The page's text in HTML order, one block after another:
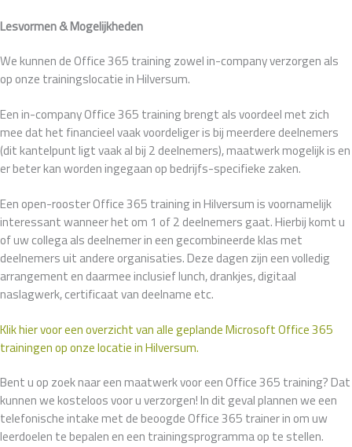
Lesvormen & Mogelijkheden
We kunnen de Office 365 training zowel in-company verzorgen als
op onze trainingslocatie in Hilversum.
Een in-company Office 365 training brengt als voordeel met zich
mee dat het financieel vaak voordeliger is bij meerdere deelnemers
(dit kantelpunt ligt vaak al bij 2 deelnemers), maatwerk mogelijk is en
er beter kan worden ingegaan op bedrijfs-specifieke zaken.
Een open-rooster Office 365 training in Hilversum is voornamelijk
interessant wanneer het om 1 of 2 deelnemers gaat. Hierbij komt u
of uw collega als deelnemer in een gecombineerde klas met
deelnemers uit andere organisaties. Deze dagen zijn een volledig
arrangement en daarmee inclusief lunch, drankjes, digitaal
naslagwerk, certificaat van deelname etc.
Klik hier voor een overzicht van alle geplande Microsoft Office 365
trainingen op onze locatie in Hilversum.
Bent u op zoek naar een maatwerk voor een Office 365 training? Dat
kunnen we kosteloos voor u verzorgen! In dit geval plannen we een
telefonische intake met de beoogde Office 365 trainer in om uw
leerdoelen te bepalen en een trainingsprogramma op te stellen.